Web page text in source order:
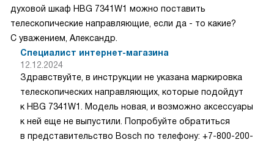
духовой шкаф HBG 7341W1 можно поставить
телескопические направляющие, если да - то какие?
С уважением, Александр.
Специалист интернет-магазина
12.12.2024
Здравствуйте, в инструкции не указана маркировка
телескопических направляющих, которые подойдут
к HBG 7341W1. Модель новая, и возможно аксессуары
к ней еще не выпустили. Попробуйте обратиться
в представительство Bosch по телефону: +7-800-200-